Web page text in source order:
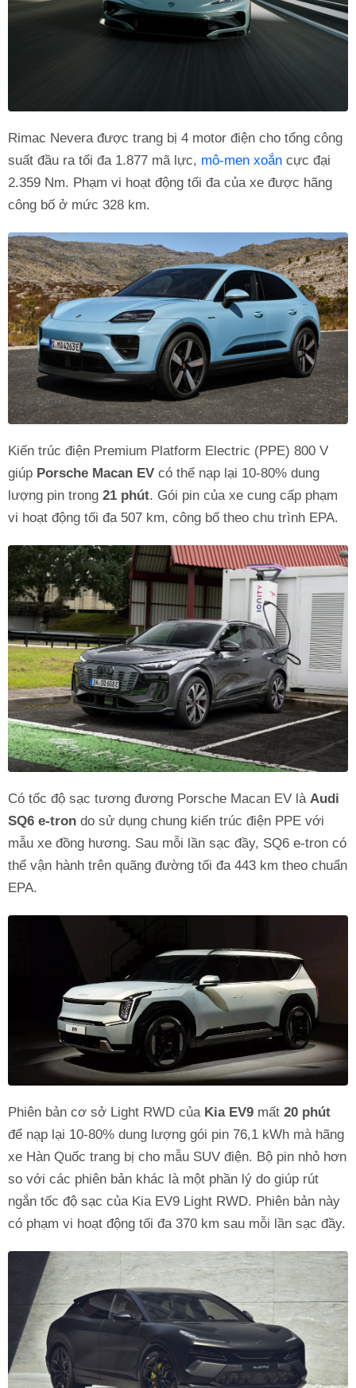
Rimac Nevera được trang bị 4 motor điện cho tổng công
suất đầu ra tối đa 1.877 mã lực, mô-men xoắn cực đại
2.359 Nm. Phạm vi hoạt động tối đa của xe được hãng
công bố ở mức 328 km.
Kiến trúc điện Premium Platform Electric (PPE) 800 V
giúp Porsche Macan EV có thể nạp lại 10-80% dung
lượng pin trong 21 phút. Gói pin của xe cung cấp phạm
vi hoạt động tối đa 507 km, công bố theo chu trình EPA.
Có tốc độ sạc tương đương Porsche Macan EV là Audi
SQ6 e-tron do sử dụng chung kiến trúc điện PPE với
mẫu xe đồng hương. Sau mỗi lần sạc đầy, SQ6 e-tron có
thể vận hành trên quãng đường tối đa 443 km theo chuẩn
EPA.
Phiên bản cơ sở Light RWD của Kia EV9 mất 20 phút
để nạp lại 10-80% dung lượng gói pin 76,1 kWh mà hãng
xe Hàn Quốc trang bị cho mẫu SUV điện. Bộ pin nhỏ hơn
so với các phiên bản khác là một phần lý do giúp rút
ngắn tốc độ sạc của Kia EV9 Light RWD. Phiên bản này
có phạm vi hoạt động tối đa 370 km sau mỗi lần sạc đầy.